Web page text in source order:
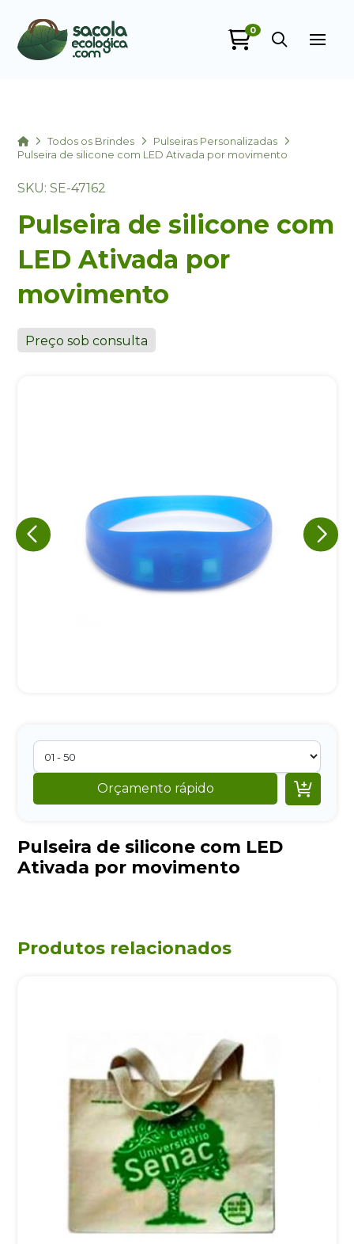
0
HomeTodos os Brindes
Pulseiras Personalizadas
Pulseira de silicone com LED Ativada por movimento
SKU: SE-47162
Pulseira de silicone com
LED Ativada por
movimento
Preço sob consulta
Orçamento rápido 
Pulseira de silicone com LED
Ativada por movimento
Produtos relacionados
+55
Iniciar conversa